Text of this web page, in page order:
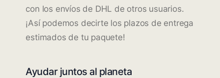
con los envíos de DHL de otros usuarios.
¡Así podemos decirte los plazos de entrega
estimados de tu paquete!
Ayudar juntos al planeta